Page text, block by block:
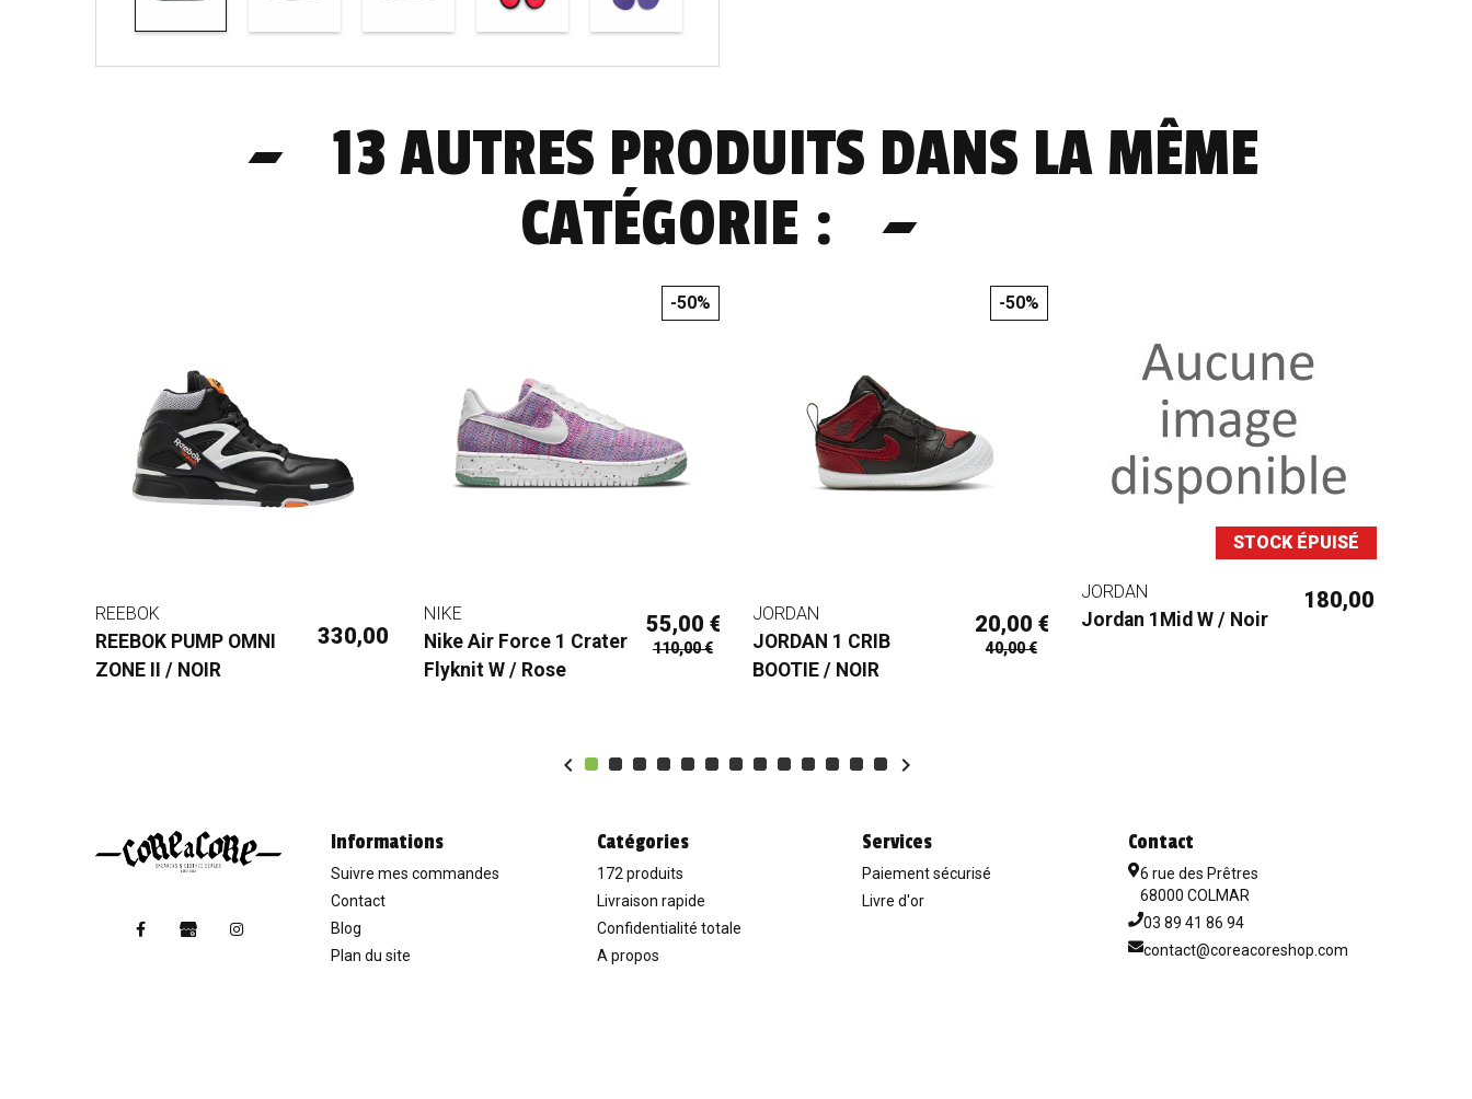
13 AUTRES PRODUITS DANS LA MÊME
CATÉGORIE :
REEBOK
REEBOK PUMP OMNI
ZONE II / NOIR
330,00 €
-50%
NIKE
Nike Air Force 1 Crater
Flyknit W / Rose
55,00 €
110,00 €
-50%
JORDAN
JORDAN 1 CRIB
BOOTIE / NOIR
20,00 €
40,00 €
STOCK ÉPUISÉ
JORDAN
Jordan 1Mid W / Noir
180,00 €
 
Informations
Suivre mes commandes
Contact
Blog
Plan du site
Catégories
172 produits
Livraison rapide
Confidentialité totale
A propos
Services
Paiement sécurisé
Livre d'or
Contact
6 rue des Prêtres
68000 COLMAR
03 89 41 86 94
contact@coreacoreshop.com